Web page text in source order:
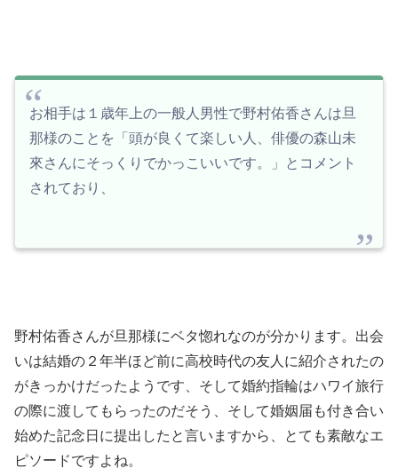
お相手は１歳年上の一般人男性で野村佑香さんは旦
那様のことを「頭が良くて楽しい人、俳優の森山未
來さんにそっくりでかっこいいです。」とコメント
されており、
野村佑香さんが旦那様にベタ惚れなのが分かります。出会
いは結婚の２年半ほど前に高校時代の友人に紹介されたの
がきっかけだったようです、そして婚約指輪はハワイ旅行
の際に渡してもらったのだそう、そして婚姻届も付き合い
始めた記念日に提出したと言いますから、とても素敵なエ
ピソードですよね。